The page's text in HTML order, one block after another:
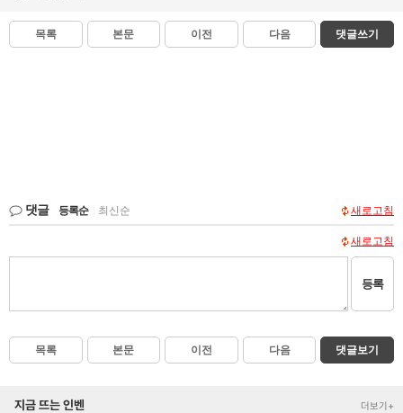
목록 본문 이전 다음 댓글쓰기
댓글 등록순 최신순 새로고침
새로고침
등록
목록 본문 이전 다음 댓글보기
지금 뜨는 인벤 더보기+